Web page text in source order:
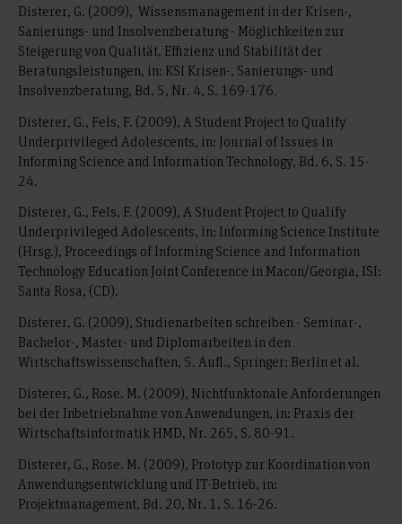
Disterer, G. (2009), Wissensmanagement in der Krisen-,
Sanierungs- und Insolvenzberatung - Möglichkeiten zur
Steigerung von Qualität, Effizienz und Stabilität der
Beratungsleistungen, in: KSI Krisen-, Sanierungs- und
Insolvenzberatung, Bd. 5, Nr. 4, S. 169-176.
Disterer, G., Fels, F. (2009), A Student Project to Qualify
Underprivileged Adolescents, in: Journal of Issues in
Informing Science and Information Technology, Bd. 6, S. 15-
24.
Disterer, G., Fels, F. (2009), A Student Project to Qualify
Underprivileged Adolescents, in: Informing Science Institute
(Hrsg.), Proceedings of Informing Science and Information
Technology Education Joint Conference in Macon/Georgia, ISI:
Santa Rosa, (CD).
Disterer, G. (2009), Studienarbeiten schreiben - Seminar-,
Bachelor-, Master- und Diplomarbeiten in den
Wirtschaftswissenschaften, 5. Aufl., Springer: Berlin et al.
Disterer, G., Rose. M. (2009), Nichtfunktonale Anforderungen
bei der Inbetriebnahme von Anwendungen, in: Praxis der
Wirtschaftsinformatik HMD, Nr. 265, S. 80-91.
Disterer, G., Rose. M. (2009), Prototyp zur Koordination von
Anwendungsentwicklung und IT-Betrieb, in:
Projektmanagement, Bd. 20, Nr. 1, S. 16-26.